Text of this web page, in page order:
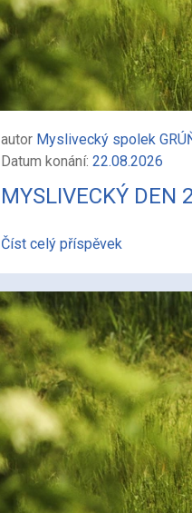
autor Myslivecký spolek
Datum konání: 22.08.2026
MYSLIVECKÝ DEN
Číst celý příspěvek